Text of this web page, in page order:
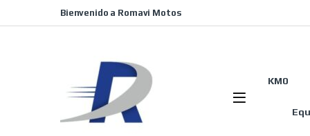
Bienvenido a Romavi Motos
KM0